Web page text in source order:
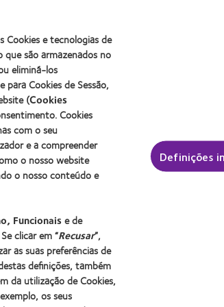
ODMA
2011
(2011)
Sobre a CooperVision
Carreiras na CooperVision
Cookies e tecnologias de
são armazenados no
eliminá-los
Cookies de Sessão,
(Cookies
Cookies
com o seu
e a compreender
o nosso website
o nosso conteúdo e
Funcionaise de
clicar em “Recusar”,
as suas preferências de
definições, também
da utilização de Cookies,
os seus
Definições